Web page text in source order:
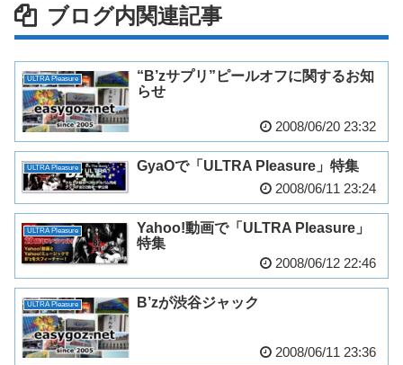
ブログ内関連記事
ULTRA Pleasure
“B’zサプリ”ピールオフに関するお知
らせ
2008/06/20 23:32
ULTRA Pleasure
GyaOで「ULTRA Pleasure」特集
2008/06/11 23:24
ULTRA Pleasure
Yahoo!動画で「ULTRA Pleasure」
特集
2008/06/12 22:46
ULTRA Pleasure B’zが渋谷ジャック
2008/06/11 23:36